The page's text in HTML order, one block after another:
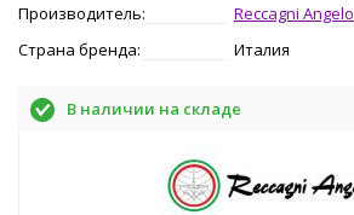
Производитель:
Reccagni Angelo
Страна бренда:
Италия
В наличии на складе